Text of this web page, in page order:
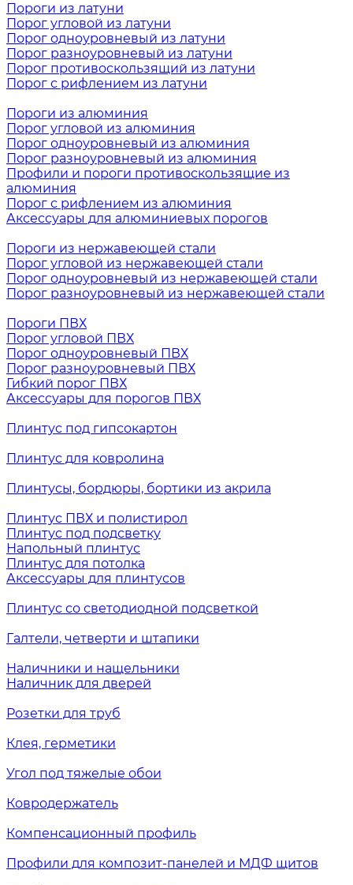
Пороги из латуни
Порог угловой из латуни
Порог одноуровневый из латуни
Порог разноуровневый из латуни
Порог противоскользящий из латуни
Порог с рифлением из латуни
Пороги из алюминия
Порог угловой из алюминия
Порог одноуровневый из алюминия
Порог разноуровневый из алюминия
Профили и пороги противоскользящие из
алюминия
Порог с рифлением из алюминия
Аксессуары для алюминиевых порогов
Пороги из нержавеющей стали
Порог угловой из нержавеющей стали
Порог одноуровневый из нержавеющей стали
Порог разноуровневый из нержавеющей стали
Пороги ПВХ
Порог угловой ПВХ
Порог одноуровневый ПВХ
Порог разноуровневый ПВХ
Гибкий порог ПВХ
Аксессуары для порогов ПВХ
Плинтус под гипсокартон
Плинтус для ковролина
Плинтусы, бордюры, бортики из акрила
Плинтус ПВХ и полистирол
Плинтус под подсветку
Напольный плинтус
Плинтус для потолка
Аксессуары для плинтусов
Плинтус со светодиодной подсветкой
Галтели, четверти и штапики
Наличники и нащельники
Наличник для дверей
Розетки для труб
Клея, герметики
Угол под тяжелые обои
Ковродержатель
Компенсационный профиль
Профили для композит-панелей и МДФ щитов